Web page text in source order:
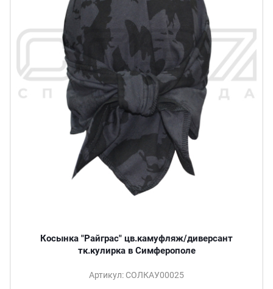
Косынка "Райграс" цв.камуфляж/диверсант
тк.кулирка в Симферополе
Артикул: СОЛКАУ00025